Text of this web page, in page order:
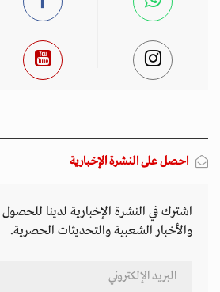
احصل على النشرة الإخبارية
اشترك في النشرة الإخبارية لدينا للحصول
والأخبار الشعبية والتحديثات الحصرية.